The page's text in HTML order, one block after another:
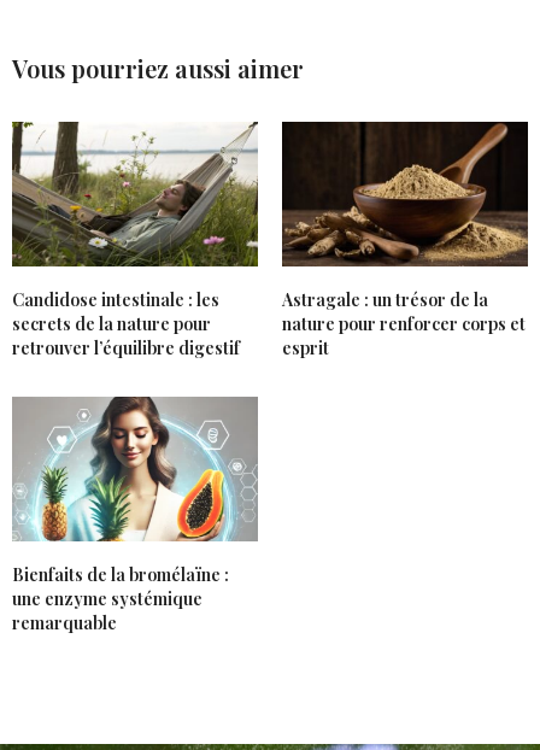
Vous pourriez aussi aimer
Candidose intestinale : les
secrets de la nature pour
retrouver l’équilibre digestif
Astragale : un trésor de la
nature pour renforcer corps et
esprit
Bienfaits de la bromélaïne :
une enzyme systémique
remarquable